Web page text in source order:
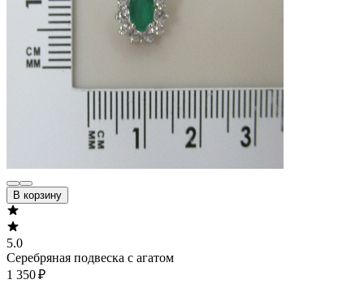
В корзину
5.0
Серебряная подвеска с агатом
1 350 ₽